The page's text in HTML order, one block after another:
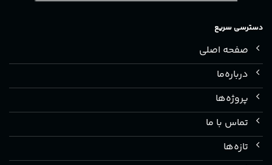
دسترسی سریع
صفحه اصلی
درباره‌ما
پروژه‌ها
تماس با ما
تازه‌ها